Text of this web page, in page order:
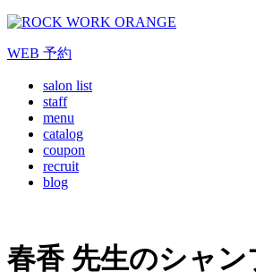
WEB 予約
salon list
staff
menu
catalog
coupon
recruit
blog
春香 先生のシャ